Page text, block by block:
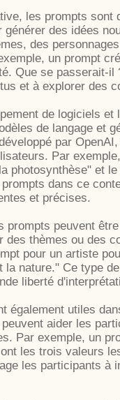
les prompts sont
générer des idées
des
un prompt
Que se passerait-
et à explorer des
de logiciels
de langage et
par
Par
photosynthèse" et
dans ce
et précises.
prompts peuvent
des thèmes ou des
pour un artiste
la nature." Ce type
liberté
également utiles
aider les
Par exemple, un
les trois valeurs
les participants à